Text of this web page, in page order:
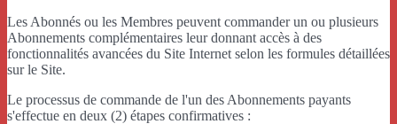
Les Abonnés ou les Membres peuvent commander un ou plusieurs
Abonnements complémentaires leur donnant accès à des
fonctionnalités avancées du Site Internet selon les formules détaillées
sur le Site.
Le processus de commande de l'un des Abonnements payants
s'effectue en deux (2) étapes confirmatives :